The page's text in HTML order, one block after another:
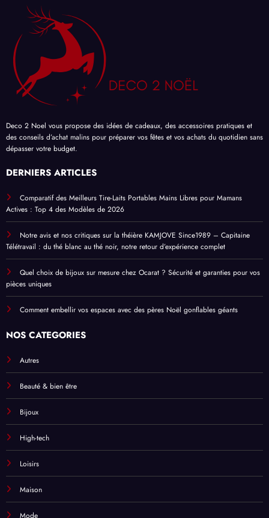
Deco 2 Noel vous propose des idées de cadeaux, des accessoires pratiques et
des conseils d’achat malins pour préparer vos fêtes et vos achats du quotidien sans
dépasser votre budget.
DERNIERS ARTICLES
Comparatif des Meilleurs Tire-Laits Portables Mains Libres pour Mamans
Actives : Top 4 des Modèles de 2026
Notre avis et nos critiques sur la théière KAMJOVE Since1989 – Capitaine
Télétravail : du thé blanc au thé noir, notre retour d’expérience complet
Quel choix de bijoux sur mesure chez Ocarat ? Sécurité et garanties pour vos
pièces uniques
Comment embellir vos espaces avec des pères Noël gonflables géants
NOS CATÉGORIES
Autres
Beauté & bien être
Bijoux
High-tech
Loisirs
Maison
Mode